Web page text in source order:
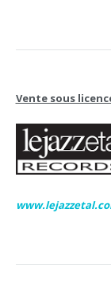
Vente sous